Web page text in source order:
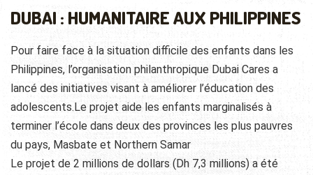
DUBAI : HUMANITAIRE AUX PHILIPPINES
Pour faire face à la situation difficile des enfants dans les
Philippines, l’organisation philanthropique Dubai Cares a
lancé des initiatives visant à améliorer l’éducation des
adolescents.Le projet aide les enfants marginalisés à
terminer l’école dans deux des provinces les plus pauvres
du pays, Masbate et Northern Samar
Le projet de 2 millions de dollars (Dh 7,3 millions) a été